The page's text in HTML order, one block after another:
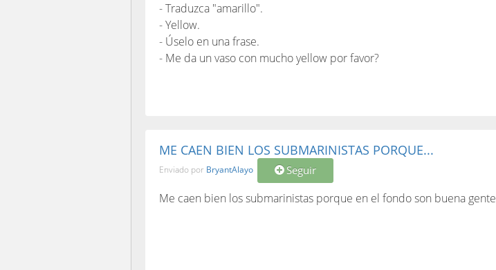
- Traduzca "amarillo".
- Yellow.
- Úselo en una frase.
- Me da un vaso con mucho yellow por favor?
ME CAEN BIEN LOS SUBMARINISTAS PORQUE...
Enviado por BryantAlayo Seguir
Me caen bien los submarinistas porque en el fondo son buena gente